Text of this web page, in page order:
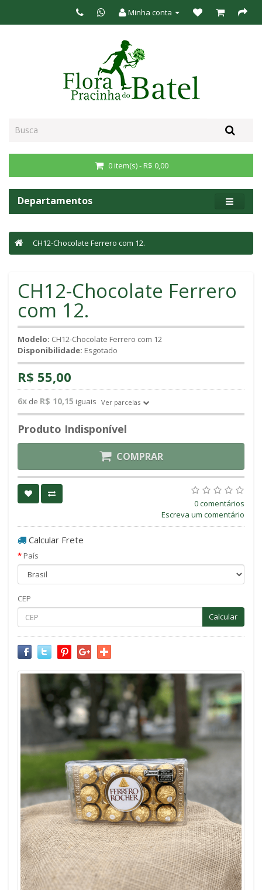
Minha conta
0 item(s) - R$ 0,00
Departamentos
CH12-Chocolate Ferrero com 12.
CH12-Chocolate Ferrero
com 12.
Modelo: CH12-Chocolate Ferrero com 12
Disponibilidade: Esgotado
R$ 55,00
6x de R$ 10,15 iguais Ver parcelas
Produto Indisponível
COMPRAR
0 comentários
Escreva um comentário
Calcular Frete
País
CEP
Calcular